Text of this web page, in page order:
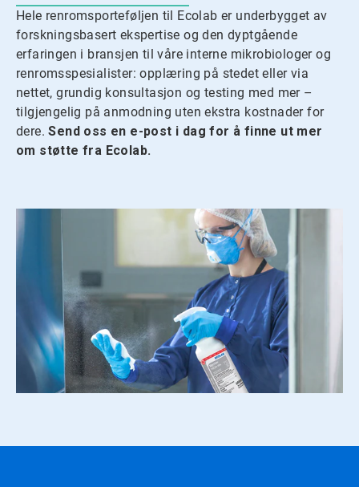
med
lysbildepunktene.
Hele renromsporteføljen til Ecolab er underbygget av
forskningsbasert ekspertise og den dyptgående
erfaringen i bransjen til våre interne mikrobiologer og
renromsspesialister: opplæring på stedet eller via
nettet, grundig konsultasjon og testing med mer –
tilgjengelig på anmodning uten ekstra kostnader for
dere. Send oss en e-post i dag for å finne ut mer
om støtte fra Ecolab.